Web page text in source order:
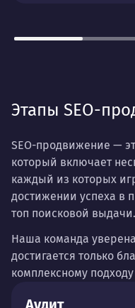
Этапы SEO-
SEO-продвижение —
который включает
каждый из которых
достижении успеха в
топ поисковой выдачи.
Наша команда
достигается только
комплексному подходу
Аудит